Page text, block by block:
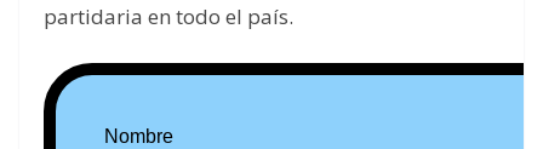
partidaria en todo el país.
Nombre